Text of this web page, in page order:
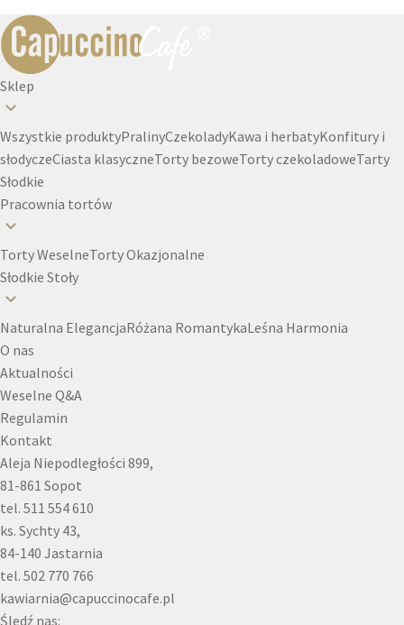
Sklep
Wszystkie produktyPralinyCzekoladyKawa i herbatyKonfitury i
słodyczeCiasta klasyczneTorty bezoweTorty czekoladoweTarty
Słodkie
Pracownia tortów
Torty WeselneTorty Okazjonalne
Słodkie Stoły
Naturalna ElegancjaRóżana RomantykaLeśna Harmonia
O nas
Aktualności
Weselne Q&A
Regulamin
Kontakt
Aleja Niepodległości 899,
81-861 Sopot
tel. 511 554 610
ks. Sychty 43,
84-140 Jastarnia
tel. 502 770 766
kawiarnia@capuccinocafe.pl
Śledź nas: